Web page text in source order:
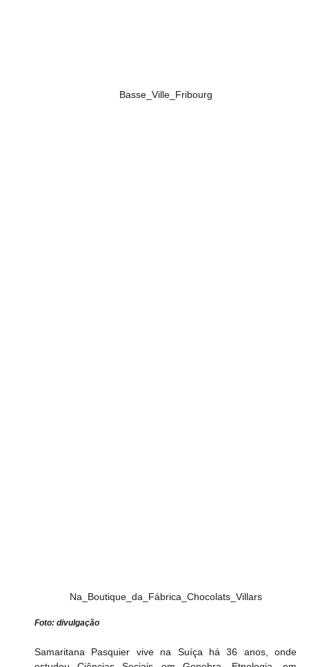
Basse_Ville_Fribourg
Na_Boutique_da_Fábrica_Chocolats_Villars
Foto: divulgação
Samaritana Pasquier vive na Suíça há 36 anos, onde